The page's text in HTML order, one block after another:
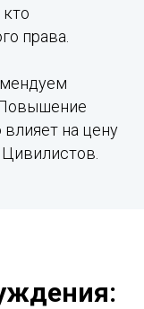
права.
на цену